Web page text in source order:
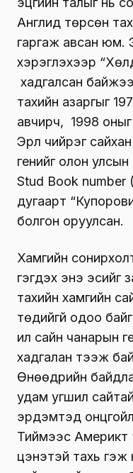
Англид төрсөн
гаргаж авсан юм.
хэрэглэхээр
хадгалсан
тахийн азаргыг
авчирч, 1998 оныг
Эрүүл чийрэг
генийг олон
Stud Book number
дугаарт
болгон оруулсан.
Хамгийн
гэгдэх энэ эсийг
тахийн хамгийн
төдийгүй одоо
илүү сайн чанарын
хадгалан тээж
Өнөөдрийн
удам угшил
эрдэмтэд
Тиймээс Америкт
цэнэтэй тахь